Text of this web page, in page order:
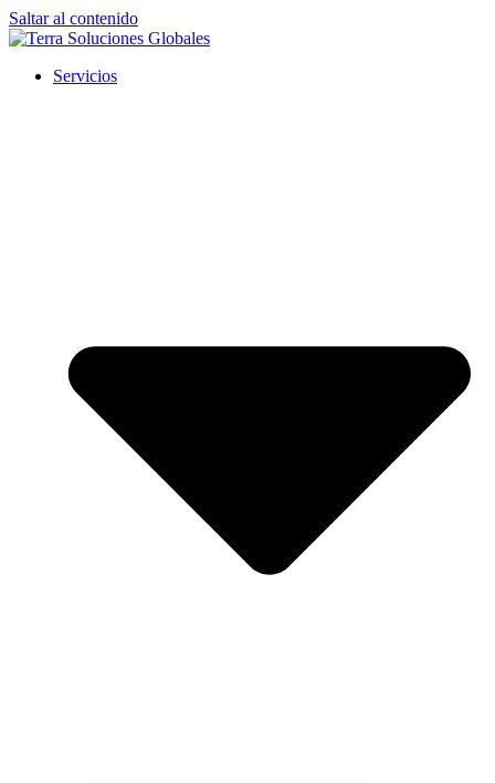
Saltar al contenido
Servicios